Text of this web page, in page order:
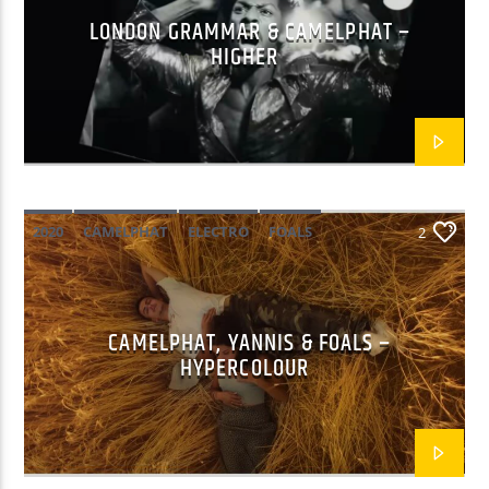
EN CE MOMENT
QU'EST-CE QUE T'ES BEAU
CLARA LUCIANI / PHILIPPE KATERINE
EMISSION EN COURS
PROGRAMME DE NUIT
02:00 05:59
UPCOMING SHOW
ACOUSTIC
06:00 07:59
LONDON GRAMMAR & CAMELPHAT –
HIGHER
2020 CAMELPHAT ELECTRO
FOALS
YANNIS
2
CAMELPHAT, YANNIS & FOALS –
HYPERCOLOUR